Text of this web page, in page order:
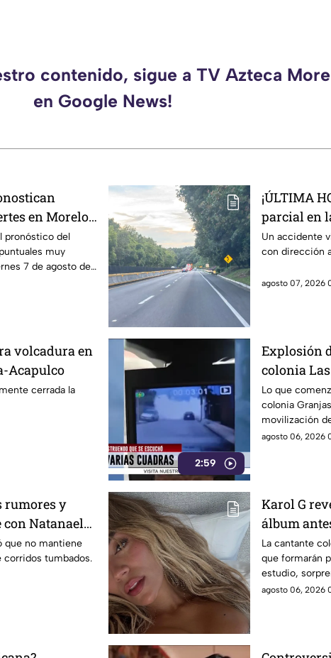
contenido, sigue a TV Azteca
en Google News!
en Morelos
más
pronóstico del
muy
7 de agosto de
¡ÚLTIMA
parcial en
Un accidente
con dirección
agosto 07, 2026
volcadura en
Acapulco
cerrada la
2:59
Explosión
colonia
Lo que
colonia
movilización
agosto 06, 2026
rumores y
Natanael
que no mantiene
corridos tumbados.
Karol G
álbum
la lista
La cantante
que formarán
estudio,
agosto 06, 2026